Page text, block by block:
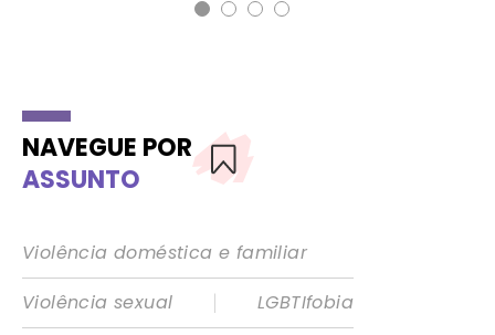
NAVEGUE POR
ASSUNTO
Violência doméstica e familiar
Violência sexual
|
LGBTIfobia